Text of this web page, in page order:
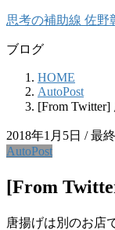
コ
テ
キ
ッ
ナ
ゲ
に
移
思考の補助線 佐野
ブログ
HOME
AutoPost
[From
2018年1月5日 / 最
AutoPost
[From
唐揚げは別のお店